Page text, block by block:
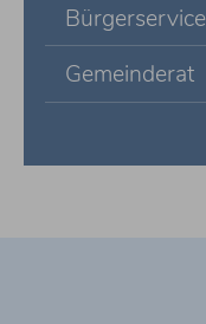
Bürgerservice
Gemeinderat